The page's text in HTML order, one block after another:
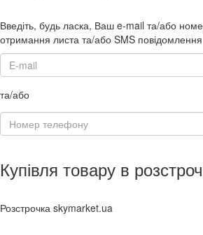
Введіть, будь ласка, Ваш e-mail та/або
отримання листа та/або SMS повідомлення
та/або
Купівля товару в
Розстрочка skymarket.ua